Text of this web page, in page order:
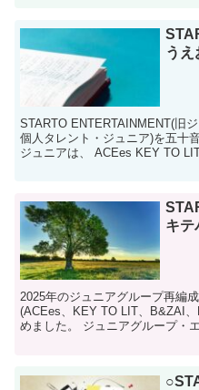
うえ
STARTO ENTERTAINMENT(旧
個人タレント・ジュニア)を五十
ジュニアは、 ACEes KEY TO
キテ
2025年のジュニアグループ再編
(ACEes、KEY TO LIT、B&ZAI
めました。 ジュニアグループ・